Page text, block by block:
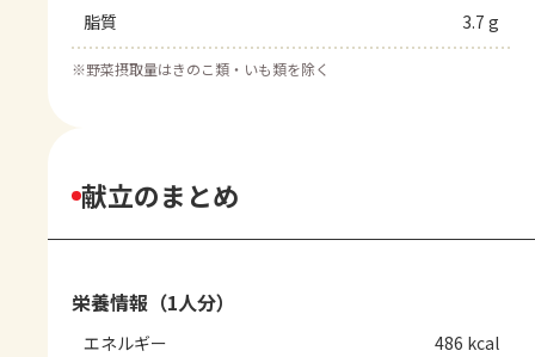
脂質 3.7 g
※野菜摂取量はきのこ類・いも類を除く
献立のまとめ
栄養情報（1人分）
エネルギー 486 kcal